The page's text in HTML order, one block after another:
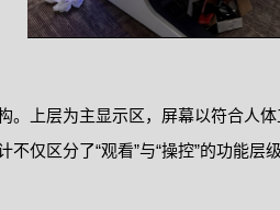
。上层为主显示区，屏幕以符合人
仅区分了“观看”与“操控”的功能层